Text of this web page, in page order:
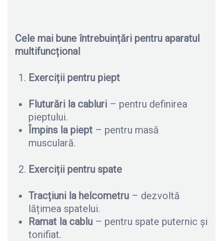
Cele mai bune întrebuințări pentru aparatul
multifuncțional
Exerciții pentru piept
Fluturări la cabluri – pentru definirea
pieptului.
Împins la piept – pentru masă
musculară.
Exerciții pentru spate
Tracțiuni la helcometru – dezvoltă
lățimea spatelui.
Ramat la cablu – pentru spate puternic și
tonifiat.